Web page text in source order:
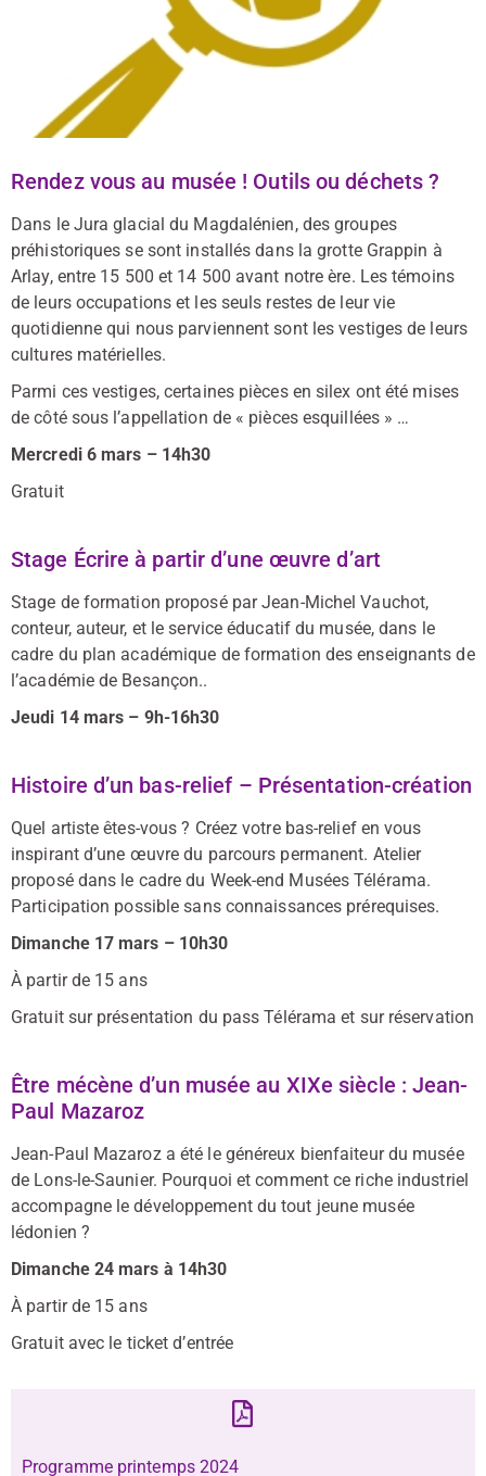
Rendez vous au musée ! Outils ou déchets ?
Dans le Jura glacial du Magdalénien, des groupes
préhistoriques se sont installés dans la grotte Grappin à
Arlay, entre 15 500 et 14 500 avant notre ère. Les témoins
de leurs occupations et les seuls restes de leur vie
quotidienne qui nous parviennent sont les vestiges de leurs
cultures matérielles.
Parmi ces vestiges, certaines pièces en silex ont été mises
de côté sous l’appellation de « pièces esquillées » …
Mercredi 6 mars – 14h30
Gratuit
Stage Écrire à partir d’une œuvre d’art
Stage de formation proposé par Jean-Michel Vauchot,
conteur, auteur, et le service éducatif du musée, dans le
cadre du plan académique de formation des enseignants de
l’académie de Besançon..
Jeudi 14 mars – 9h-16h30
Histoire d’un bas-relief – Présentation-création
Quel artiste êtes-vous ? Créez votre bas-relief en vous
inspirant d’une œuvre du parcours permanent. Atelier
proposé dans le cadre du Week-end Musées Télérama.
Participation possible sans connaissances prérequises.
Dimanche 17 mars – 10h30
À partir de 15 ans
Gratuit sur présentation du pass Télérama et sur réservation
Être mécène d’un musée au XIXe siècle : Jean-
Paul Mazaroz
Jean-Paul Mazaroz a été le généreux bienfaiteur du musée
de Lons-le-Saunier. Pourquoi et comment ce riche industriel
accompagne le développement du tout jeune musée
lédonien ?
Dimanche 24 mars à 14h30
À partir de 15 ans
Gratuit avec le ticket d’entrée
Programme printemps 2024